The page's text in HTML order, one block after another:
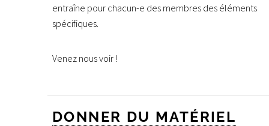
entraîne pour chacun-e des membres des éléments
spécifiques.
Venez nous voir !
DONNER DU MATÉRIEL